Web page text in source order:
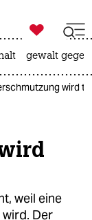

taz zahl ich
gewalt
wird
weil eine
Der